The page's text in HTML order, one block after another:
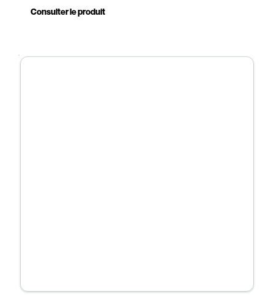
Consulter le produit